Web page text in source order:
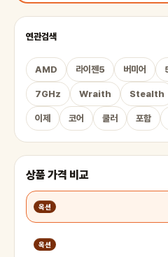
연관검색
AMD 라이젠5 버미어
7GHz Wraith Stealth
이제 코어 쿨러 포함
상품 가격 비교
옥션
옥션